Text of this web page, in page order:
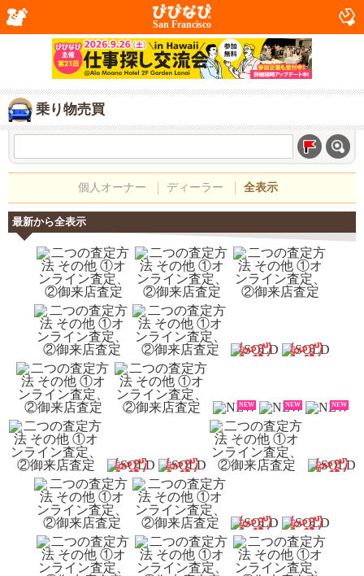
San Francisco
乗り物売買
個人オーナー ディーラー 全表示
最新から全表示
NEW NEW NEW